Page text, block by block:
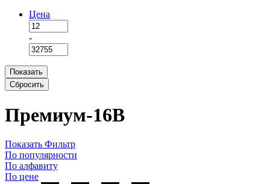
Цена
-
Показать
Сбросить
Премиум-16В
Показать Фильтр
По популярности
По алфавиту
По цене